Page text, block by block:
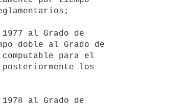
al Grado de
al Grado de